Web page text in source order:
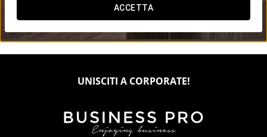
ACCETTA
UNISCITI A CORPORATE!